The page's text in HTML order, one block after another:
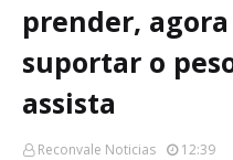
prender,
suportar o
assista
Reconvale Noticias 12:39